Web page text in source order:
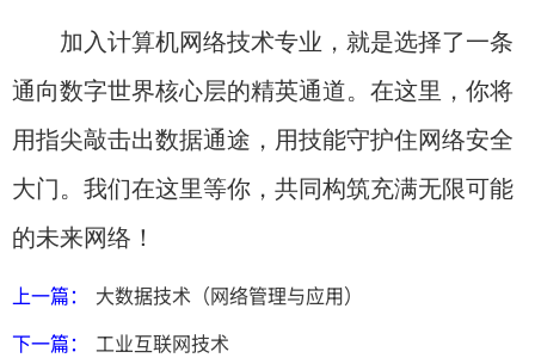
加入计算机网络技术专业，就是选择了一条
通向数字世界核心层的精英通道。在这里，你将
用指尖敲击出数据通途，用技能守护住网络安全
大门。我们在这里等你，共同构筑充满无限可能
的未来网络！
上一篇：
大数据技术（网络管理与应用）
下一篇：
工业互联网技术